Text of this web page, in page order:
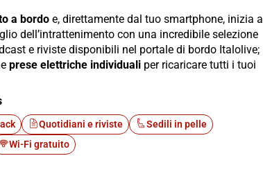
a bordo e, direttamente dal tuo smartphone, inizia a
dell’intrattenimento con una incredibile selezione
e riviste disponibili nel portale di bordo Italolive;
prese elettriche individuali per ricaricare tutti i tuoi
Quotidiani e riviste
Sedili in pelle
Wi-Fi gratuito